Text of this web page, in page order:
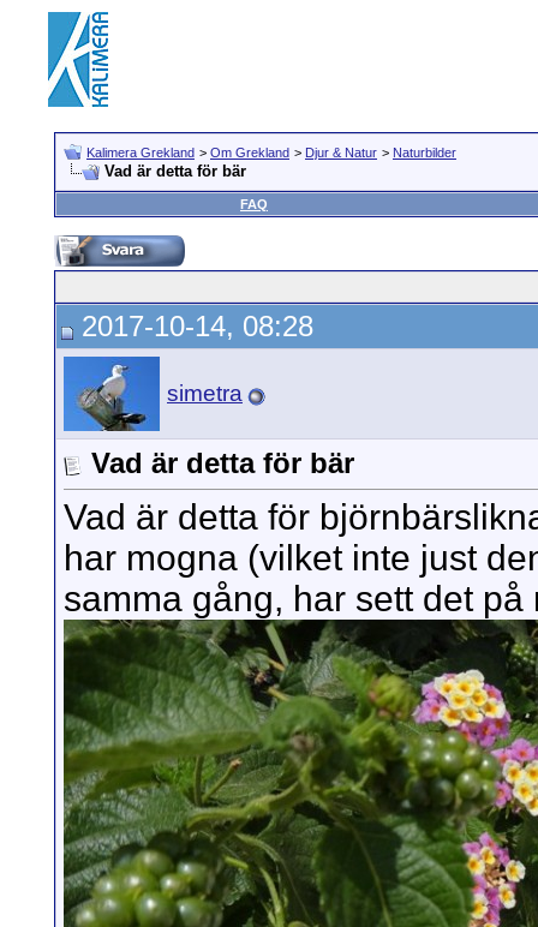
Kalimera Grekland > Om Grekland > Djur & Natur > Naturbilder
Vad är detta för bär
FAQ
2017-10-14, 08:28
simetra
Vad är detta för bär
Vad är detta för
har mogna (vilket inte just
samma gång, har sett det